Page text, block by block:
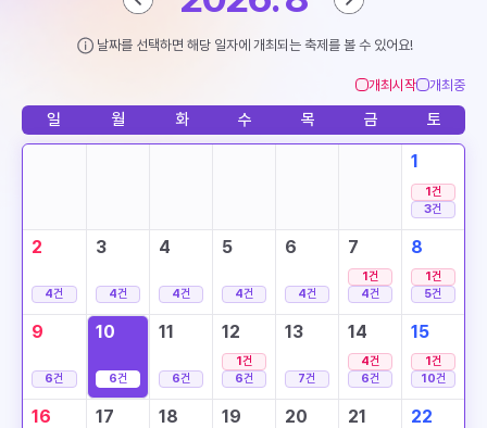
날짜를 선택하면 해당 일자에 개최되는 축제를 볼 수 있어요!
개최시작 개최중
일 월 화 수 목 금 토
1
1건
3건
2
4건
3
4건
4
4건
5
4건
6
4건
7
1건
4건
8
1건
5건
9
6건
10
6건
11
6건
12
1건
6건
13
7건
14
4건
6건
15
1건
10건
16 17 18 19 20 21 22